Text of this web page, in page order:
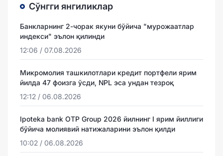
Сўнгги янгиликлар
Банкларнинг 2-чорак якуни бўйича "мурожаатлар
индекси" эълон қилинди
12:06 / 07.08.2026
Микромолия ташкилотлари кредит портфели ярим
йилда 47 фоизга ўсди, NPL эса ундан тезроқ
12:12 / 06.08.2026
Ipoteka bank OTP Group 2026 йилнинг I ярим йиллиги
бўйича молиявий натижаларини эълон қилди
10:02 / 06.08.2026